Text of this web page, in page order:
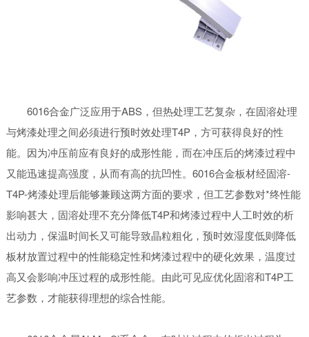
6016合金广泛应用于ABS，但热处理工艺复杂，在固溶处理
与烤漆处理之间必须进行预时效处理T4P，方可获得良好的性
能。因为冲压前应有良好的成形性能，而在冲压后的烤漆过程中
又能迅速提高强度，从而有高的抗凹性。6016合金板材经固溶-
T4P-烤漆处理后能够兼顾这两方面的要求，但工艺参数对*终性能
影响甚大，固溶处理不充分降低T4P和烤漆过程中人工时效的析
出动力，保温时间长又可能导致晶粒粗化，预时效湿度低则降低
板材放置过程中的性能稳定性和烤漆过程中的硬化效果，温度过
高又会影响冲压过程的成形性能。由此可见应优化固溶和T4P工
艺参数，才能获得理想的综合性能。